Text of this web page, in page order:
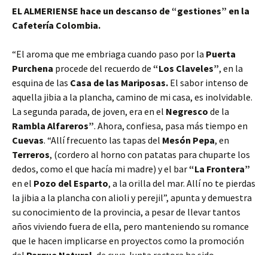
EL ALMERIENSE hace un descanso de “gestiones” en la
Cafetería Colombia.
“El aroma que me embriaga cuando paso por la Puerta
Purchena procede del recuerdo de “Los Claveles”, en la
esquina de las Casa de las Mariposas. El sabor intenso de
aquella jibia a la plancha, camino de mi casa, es inolvidable.
La segunda parada, de joven, era en el Negresco de la
Rambla Alfareros”. Ahora, confiesa, pasa más tiempo en
Cuevas. “Allí frecuento las tapas del Mesón Pepa, en
Terreros, (cordero al horno con patatas para chuparte los
dedos, como el que hacía mi madre) y el bar“La Frontera”
en el Pozo del Esparto, a la orilla del mar. Allí no te pierdas
la jibia a la plancha con alioli y perejil”, apunta y demuestra
su conocimiento de la provincia, a pesar de llevar tantos
años viviendo fuera de ella, pero manteniendo su romance
que le hacen implicarse en proyectos como la promoción